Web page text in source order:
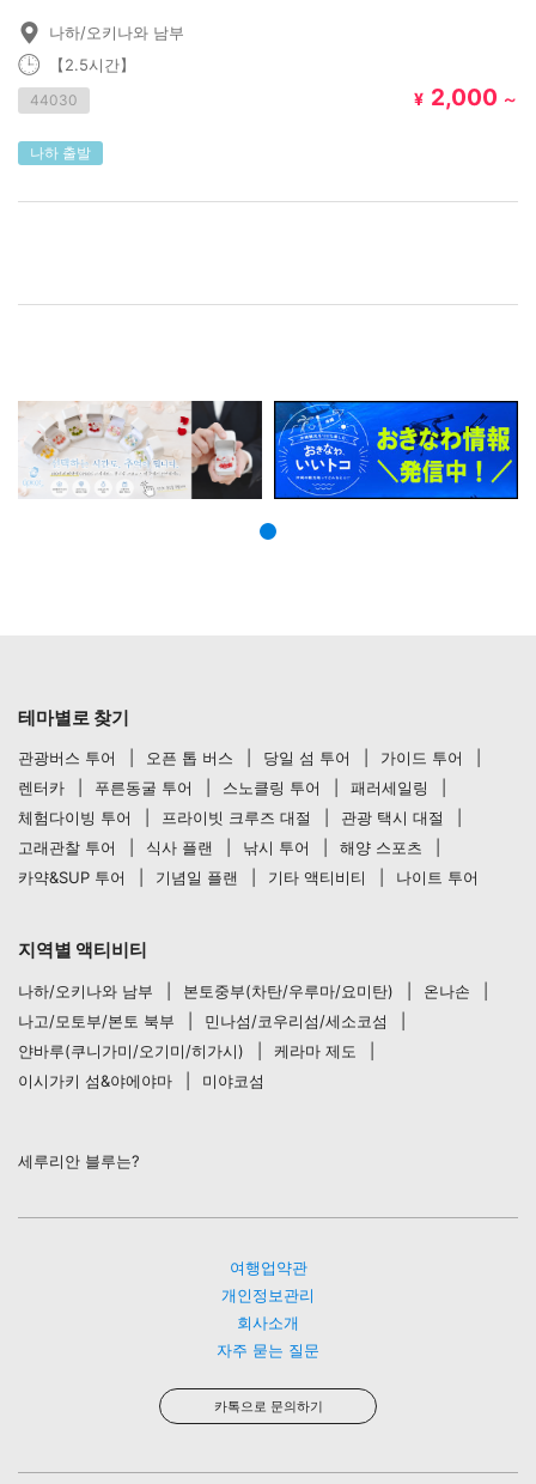
나하/오키나와 남부
【2.5시간】
44030 ¥ 2,000 ～
나하 출발
테마별로 찾기
관광버스 투어 오픈 톱 버스 당일 섬 투어
가이드 투어
렌터카
푸른동굴 투어 스노클링 투어
패러세일링
체험다이빙 투어
프라이빗 크루즈 대절
관광 택시 대절
고래관찰 투어
식사 플랜 낚시 투어
해양 스포츠
카약&SUP 투어
기념일 플랜 기타 액티비티 나이트 투어
지역별 액티비티
나하/오키나와 남부 본토중부(차탄/우루마/요미탄)
온나손
나고/모토부/본토 북부
민나섬/코우리섬/세소코섬
얀바루(쿠니가미/오기미/히가시)
케라마 제도
이시가키 섬&야에야마
미야코섬
세루리안 블루는?
여행업약관
개인정보관리
회사소개
자주 묻는 질문
카톡으로 문의하기